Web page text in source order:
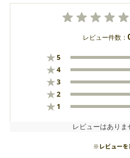
レビュー件数：
★5
★4
★3
★2
★ 1
レビューはありま
※レビューを